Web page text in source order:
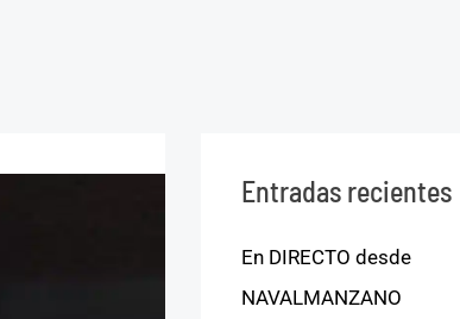
Entradas recientes
En DIRECTO desde
NAVALMANZANO